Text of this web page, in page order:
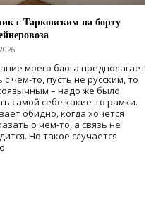
с Тарковским на борту
моего блога предполагает
с чем-то, пусть не русским, то
– надо же было
самой себе какие-то рамки.
обидно, когда хочется
о чем-то, а связь не
Но такое случается